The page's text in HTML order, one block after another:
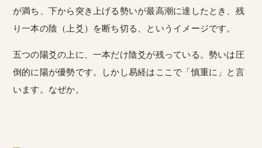
が満ち、下から突き上げる勢いが最高潮に達したとき、残
り一本の陰（上爻）を断ち切る、というイメージです。
五つの陽爻の上に、一本だけ陰爻が残っている。勢いは圧
倒的に陽が優勢です。しかし易経はここで「慎重に」と言
います。なぜか。